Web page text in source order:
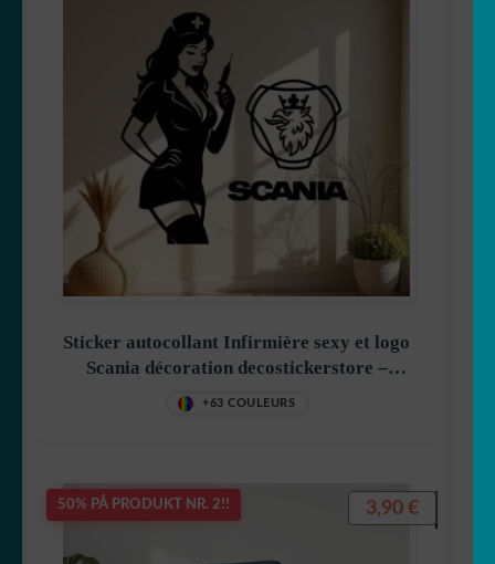
Sticker autocollant Infirmière sexy et logo
Scania décoration decostickerstore –
FA7AFK
+63 COULEURS
50% PÅ PRODUKT NR. 2!! 3,90 €